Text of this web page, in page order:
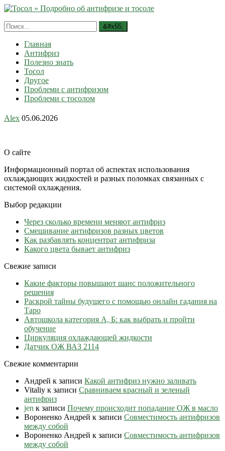
Главная
Антифриз
Полезно знать
Тосол
Другое
Проблеми с антифризом
Проблеми с тосолом
Alex 05.06.2026
О сайте
Информационный портал об аспектах использования
охлаждающих жидкостей и разных поломках связанных с
системой охлаждения.
Выбор редакции
Через сколько времени меняют антифриз
Cмешивание антифризов разных цветов
Как разбавлять концентрат антифриза
Какого цвета бывает антифриз
Свежие записи
Какие факторы повышают шанс положительного
решения
Раскрой тайны будущего с помощью онлайн гадания на
Таро
Автошкола категория А, Б: как выбрать и пройти
обучение
Циркуляция охлаждающей жидкости
Датчик ОЖ ВАЗ 2114
Свежие комментарии
Андрей к записи Какой антифриз нужно заливать
Vitaliy к записи Сравниваем красный и зеленый
антифриз
jen к записи Почему происходит попадание ОЖ в масло
Вороненко Андрей к записи Совместимость антифризов
между собой
Вороненко Андрей к записи Совместимость антифризов
между собой